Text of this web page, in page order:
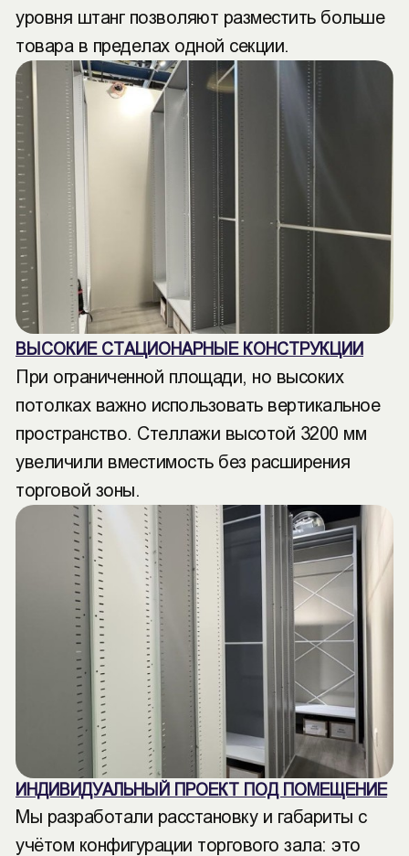
уровня штанг позволяют разместить больше
товара в пределах одной секции.
ВЫСОКИЕ СТАЦИОНАРНЫЕ КОНСТРУКЦИИ
При ограниченной площади, но высоких
потолках важно использовать вертикальное
пространство. Стеллажи высотой 3200 мм
увеличили вместимость без расширения
торговой зоны.
ИНДИВИДУАЛЬНЫЙ ПРОЕКТ ПОД ПОМЕЩЕНИЕ
Мы разработали расстановку и габариты с
учётом конфигурации торгового зала: это